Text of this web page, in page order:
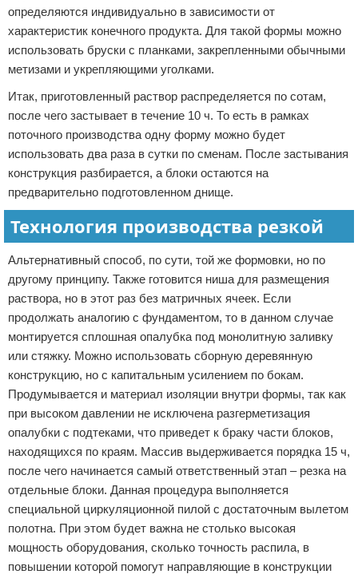
определяются индивидуально в зависимости от
характеристик конечного продукта. Для такой формы можно
использовать бруски с планками, закрепленными обычными
метизами и укрепляющими уголками.
Итак, приготовленный раствор распределяется по сотам,
после чего застывает в течение 10 ч. То есть в рамках
поточного производства одну форму можно будет
использовать два раза в сутки по сменам. После застывания
конструкция разбирается, а блоки остаются на
предварительно подготовленном днище.
Технология производства резкой
Альтернативный способ, по сути, той же формовки, но по
другому принципу. Также готовится ниша для размещения
раствора, но в этот раз без матричных ячеек. Если
продолжать аналогию с фундаментом, то в данном случае
монтируется сплошная опалубка под монолитную заливку
или стяжку. Можно использовать сборную деревянную
конструкцию, но с капитальным усилением по бокам.
Продумывается и материал изоляции внутри формы, так как
при высоком давлении не исключена разгерметизация
опалубки с подтеками, что приведет к браку части блоков,
находящихся по краям. Массив выдерживается порядка 15 ч,
после чего начинается самый ответственный этап – резка на
отдельные блоки. Данная процедура выполняется
специальной циркуляционной пилой с достаточным вылетом
полотна. При этом будет важна не столько высокая
мощность оборудования, сколько точность распила, в
повышении которой помогут направляющие в конструкции